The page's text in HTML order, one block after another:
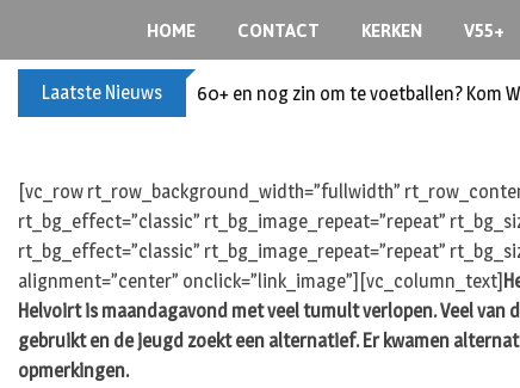
content
HOME CONTACT KERKEN V55+
Laatste Nieuws 60+ en nog zin om te voetballen? Kom
[vc_row rt_row_background_width=”fullwidth”
rt_bg_effect=”classic” rt_bg_image_repeat=”repeat”
rt_bg_effect=”classic” rt_bg_image_repeat=”repeat”
alignment=”center” onclick=”link_image”][vc_column_text]
Helvoirt is maandagavond met veel tumult verlopen. Veel
gebruikt en de jeugd zoekt een alternatief. Er kwamen
opmerkingen.